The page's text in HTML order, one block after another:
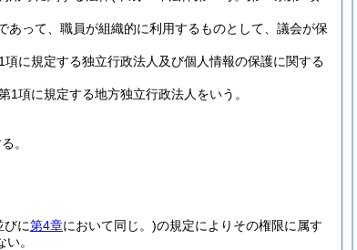
って、職員が組織的に利用するものとして、議会が保
項に規定する独立行政法人及び個人情報の保護に関する
1項に規定する地方独立行政法人をいう。
。
びに第4章において同じ。)の規定によりその権限に属す
。